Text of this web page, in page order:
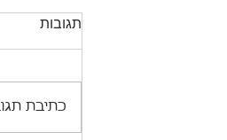
תגובות
כתיבת